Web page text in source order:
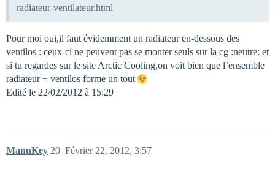
radiateur-ventilateur.html
Pour moi oui,il faut évidemment un radiateur en-dessous des
ventilos : ceux-ci ne peuvent pas se monter seuls sur la cg :neutre: et
si tu regardes sur le site Arctic Cooling,on voit bien que l’ensemble
radiateur + ventilos forme un tout
Edité le 22/02/2012 à 15:29
ManuKey Février 22, 2012, 3:57
20